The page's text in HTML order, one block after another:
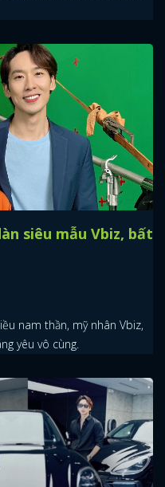
siêu mẫu Vbiz, bất
nam thần, mỹ nhân Vbiz,
yêu vô cùng.